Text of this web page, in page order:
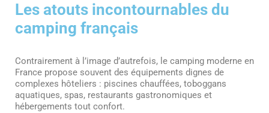
Les atouts incontournables du
camping français
Contrairement à l’image d’autrefois, le camping moderne en
France propose souvent des équipements dignes de
complexes hôteliers : piscines chauffées, toboggans
aquatiques, spas, restaurants gastronomiques et
hébergements tout confort.